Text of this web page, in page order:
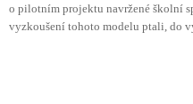
o pilotním projektu navržené školní
vyzkoušení tohoto modelu ptali, do